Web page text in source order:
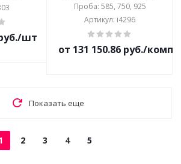
шт
Проба: 585, 750, 925
Артикул: i4296
от 131 150.86 руб./
Показать еще
2 3 4 5